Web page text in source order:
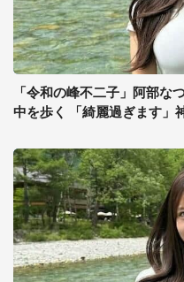
「令和の峰不二子」阿部な
中を歩く 「綺麗過ぎます」